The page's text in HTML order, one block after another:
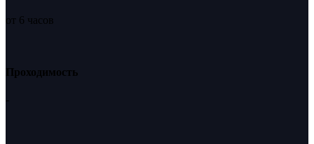
от 6 часов
Проходимость
-